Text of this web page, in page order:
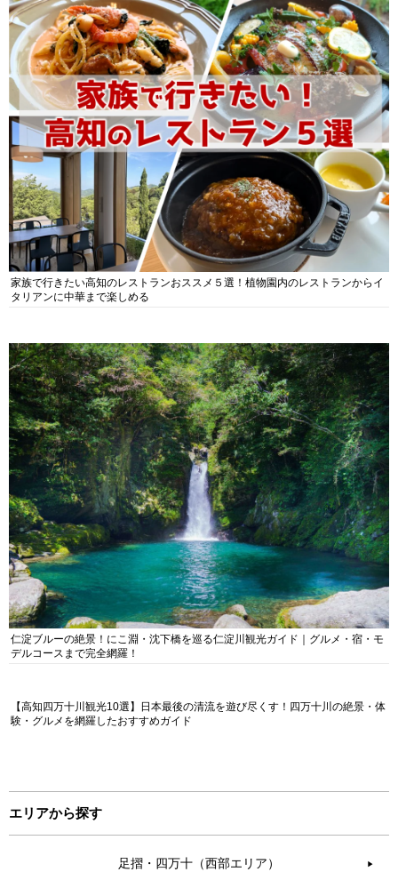
家族で行きたい高知のレストランおススメ５選！植物園内のレストランからイ
タリアンに中華まで楽しめる
仁淀ブルーの絶景！にこ淵・沈下橋を巡る仁淀川観光ガイド｜グルメ・宿・モ
デルコースまで完全網羅！
【高知四万十川観光10選】日本最後の清流を遊び尽くす！四万十川の絶景・体
験・グルメを網羅したおすすめガイド
エリアから探す
足摺・四万十（西部エリア） ▶︎